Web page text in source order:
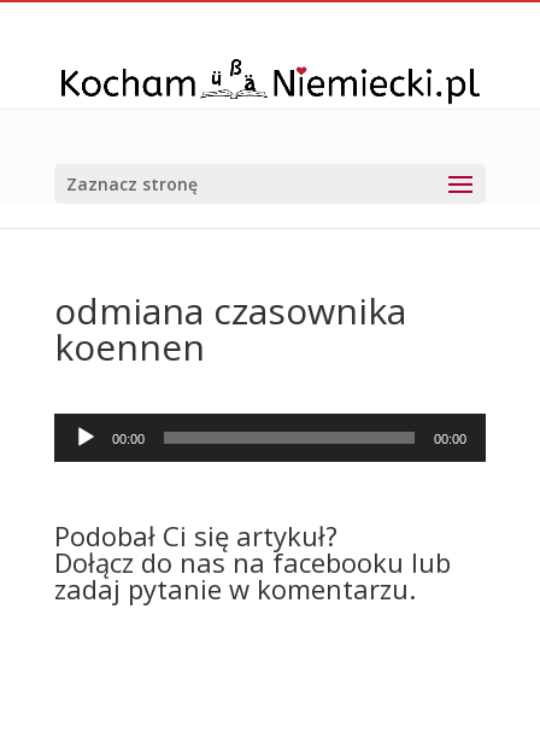
Zaznacz stronę
odmiana czasownika
koennen
Odtwarzacz
plików
00:00 00:00
Podobał Ci się artykuł?
Dołącz do nas na facebooku lub
zadaj pytanie w komentarzu.